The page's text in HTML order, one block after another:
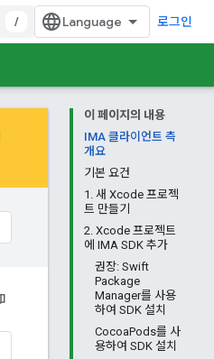
/ 로그인
이 페이지의 내용
IMA 클라이언트 측
개요
기본 요건
1. 새 Xcode 프로젝
트 만들기
2. Xcode 프로젝트
에 IMA SDK 추가
권장: Swift
Package
Manager를 사용
하여 SDK 설치
CocoaPods를 사
용하여 SDK 설치